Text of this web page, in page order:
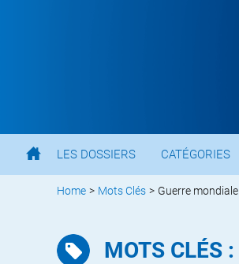
LES DOSSIERS CATÉGORIES
Home > Mots Clés > Guerre mondiale
MOTS CLÉS :